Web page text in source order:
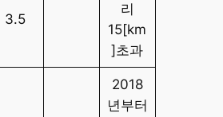
3.5
리
15[km
]초과
2018
년부터